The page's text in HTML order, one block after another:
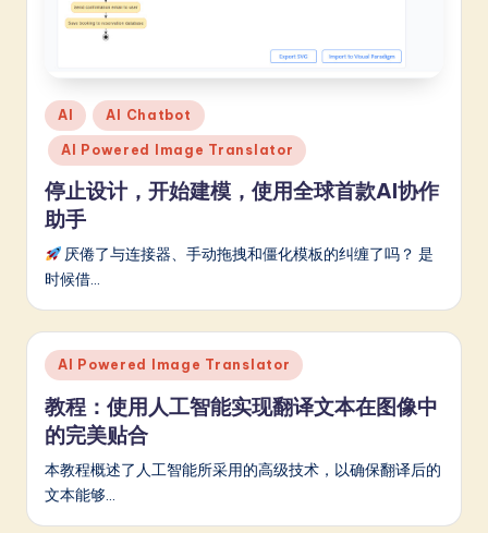
Posted
in
AI AI Chatbot
AI Powered Image Translator
停止设计，开始建模，使用全球首款AI协作
助手
厌倦了与连接器、手动拖拽和僵化模板的纠缠了吗？ 是
时候借…
Posted
in
AI Powered Image Translator
教程：使用人工智能实现翻译文本在图像中
的完美贴合
本教程概述了人工智能所采用的高级技术，以确保翻译后的
文本能够…